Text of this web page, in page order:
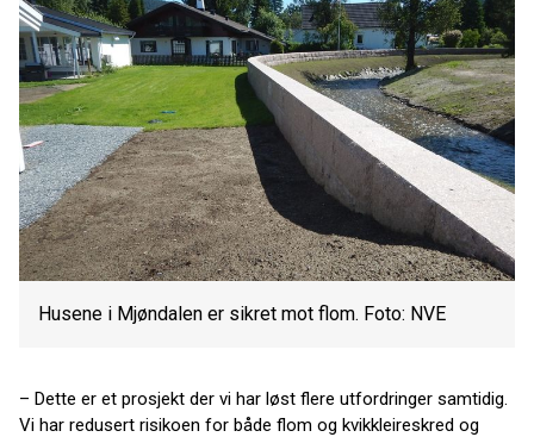
Husene i Mjøndalen er sikret mot flom. Foto: NVE
– Dette er et prosjekt der vi har løst flere utfordringer samtidig.
Vi har redusert risikoen for både flom og kvikkleireskred og